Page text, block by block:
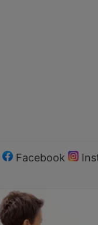
Facebook